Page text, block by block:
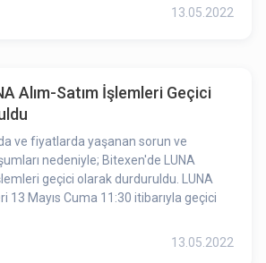
13.05.2022
Alım-Satım İşlemleri Geçici
ve fiyatlarda yaşanan sorun ve
nedeniyle; Bitexen'de LUNA
geçici olarak durduruldu. LUNA
13 Mayıs Cuma 11:30 itibarıyla geçici
13.05.2022